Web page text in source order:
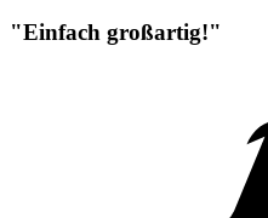
"Einfach großartig!"